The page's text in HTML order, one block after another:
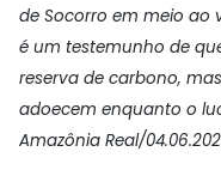
de Socorro em meio ao
é um testemunho de
reserva de carbono,
adoecem enquanto o
Amazônia Real/